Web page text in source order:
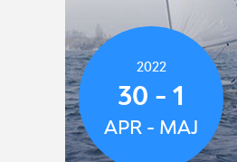
2022
30 - 1
APR - MAJ